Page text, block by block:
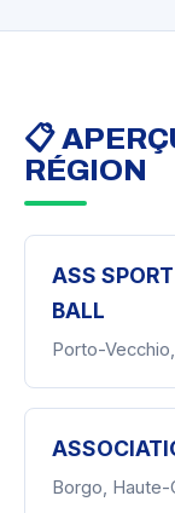
📋
RÉGION
ASS
BALL
Porto-
Borgo, Haute-